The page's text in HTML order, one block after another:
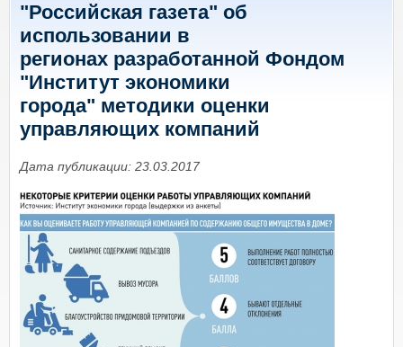
"Российская газета" об
использовании в
регионах разработанной Фондом
"Институт экономики
города" методики оценки
управляющих компаний
Дата публикации: 23.03.2017